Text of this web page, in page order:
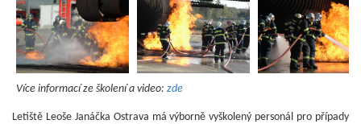
Více informací ze školení a video: zde
Letiště Leoše Janáčka Ostrava má výborně vyškolený personál pro případy